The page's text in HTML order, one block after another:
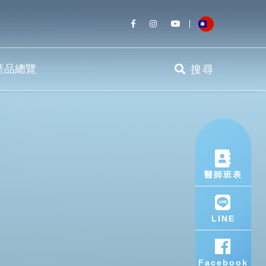
品總覽 搜尋
醫師班表
LINE
Facebook